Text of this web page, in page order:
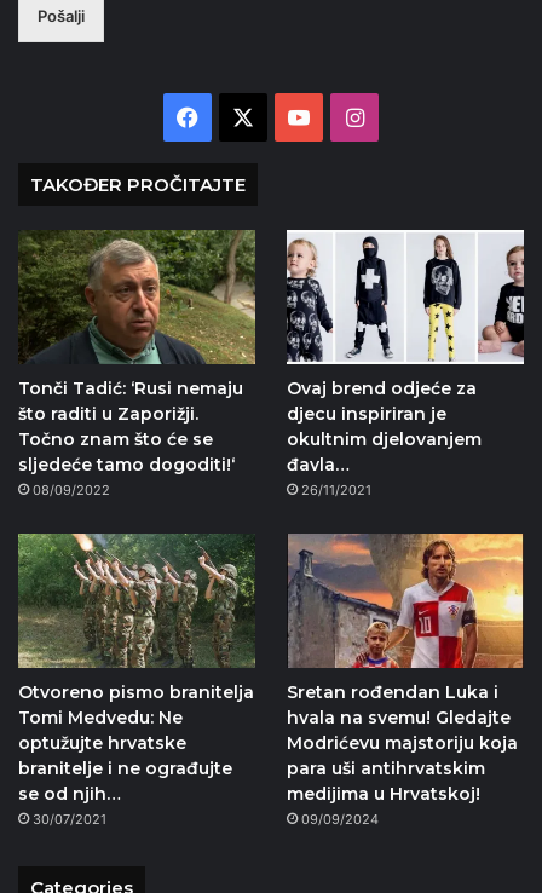
Pošalji
Facebook YouTubeInstagram
TAKOĐER PROČITAJTE
Tonči Tadić: ‘Rusi nemaju
što raditi u Zaporižji.
Točno znam što će se
sljedeće tamo dogoditi!‘
08/09/2022
Ovaj brend odjeće za
djecu inspiriran je
okultnim djelovanjem
đavla…
26/11/2021
Otvoreno pismo branitelja
Tomi Medvedu: Ne
optužujte hrvatske
branitelje i ne ograđujte
se od njih…
30/07/2021
Sretan rođendan Luka i
hvala na svemu! Gledajte
Modrićevu majstoriju koja
para uši antihrvatskim
medijima u Hrvatskoj!
09/09/2024
Categories